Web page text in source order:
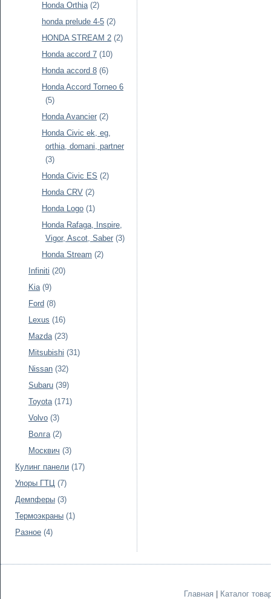
Honda Orthia (2)
honda prelude 4-5 (2)
HONDA STREAM 2 (2)
Honda accord 7 (10)
Honda accord 8 (6)
Honda Accord Torneo 6
(5)
Honda Avancier (2)
Honda Civic ek, eg,
orthia, domani, partner
(3)
Honda Civic ES (2)
Honda CRV (2)
Honda Logo (1)
Honda Rafaga, Inspire,
Vigor, Ascot, Saber (3)
Honda Stream (2)
Infiniti (20)
Kia (9)
Ford (8)
Lexus (16)
Mazda (23)
Mitsubishi (31)
Nissan (32)
Subaru (39)
Toyota (171)
Volvo (3)
Волга (2)
Москвич (3)
Кулинг панели (17)
Упоры ГТЦ (7)
Демпферы (3)
Термоэкраны (1)
Разное (4)
Главная Каталог